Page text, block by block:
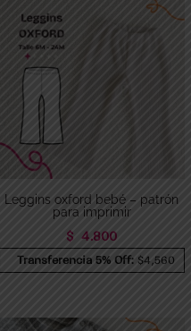
Leggins oxford bebé – patrón
para imprimir
$ 4.800
Transferencia 5% Off: $4,560